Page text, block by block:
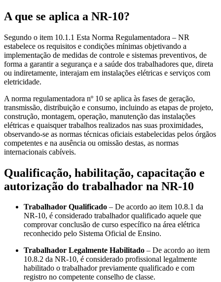
A que se aplica a NR-10?
Segundo o item 10.1.1 Esta Norma Regulamentadora – NR
estabelece os requisitos e condições mínimas objetivando a
implementação de medidas de controle e sistemas preventivos, de
forma a garantir a segurança e a saúde dos trabalhadores que, direta
ou indiretamente, interajam em instalações elétricas e serviços com
eletricidade.
A norma regulamentadora nº 10 se aplica às fases de geração,
transmissão, distribuição e consumo, incluindo as etapas de projeto,
construção, montagem, operação, manutenção das instalações
elétricas e quaisquer trabalhos realizados nas suas proximidades,
observando-se as normas técnicas oficiais estabelecidas pelos órgãos
competentes e na ausência ou omissão destas, as normas
internacionais cabíveis.
Qualificação, habilitação, capacitação e
autorização do trabalhador na NR-10
Trabalhador Qualificado – De acordo ao item 10.8.1 da
NR-10, é considerado trabalhador qualificado aquele que
comprovar conclusão de curso específico na área elétrica
reconhecido pelo Sistema Oficial de Ensino.
Trabalhador Legalmente Habilitado – De acordo ao item
10.8.2 da NR-10, é considerado profissional legalmente
habilitado o trabalhador previamente qualificado e com
registro no competente conselho de classe.